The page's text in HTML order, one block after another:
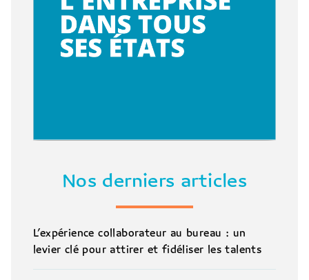
Nos derniers articles
L’expérience collaborateur au bureau : un
levier clé pour attirer et fidéliser les talents